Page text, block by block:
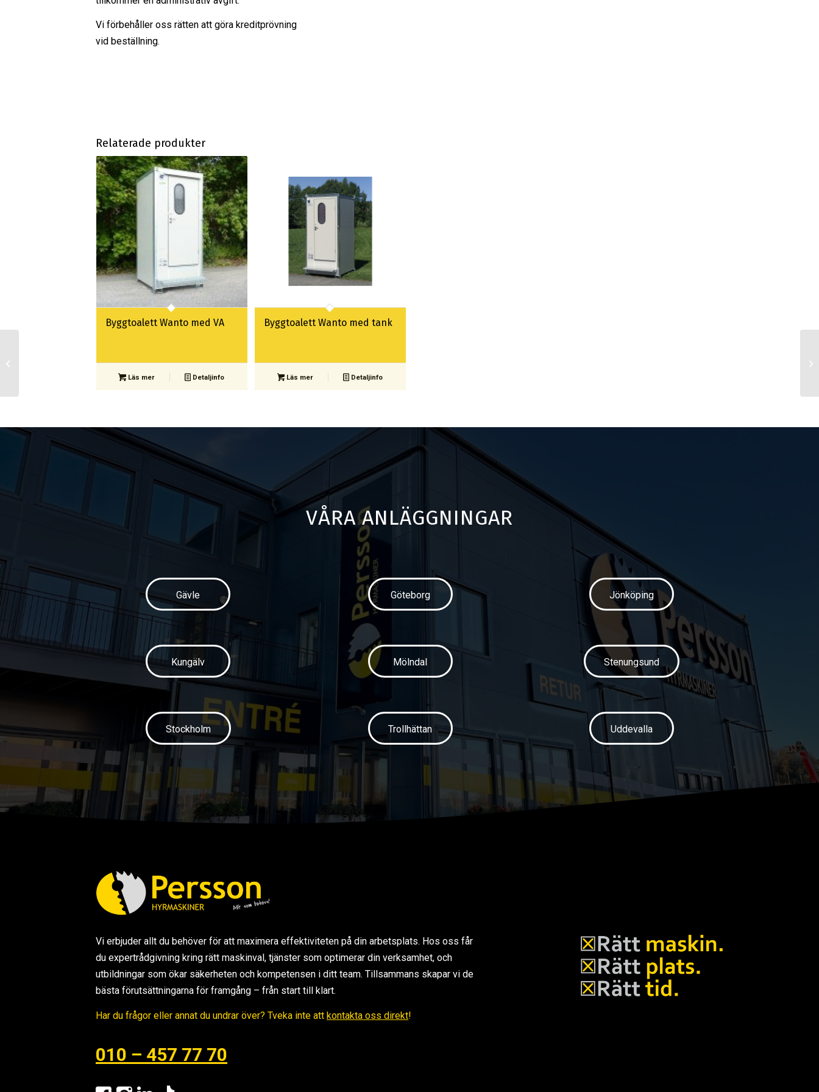
Vi förbehåller oss rätten att göra kreditprövning
vid beställning.
Relaterade produkter
Byggtoalett Wanto med VA
Läs mer Detaljinfo
Byggtoalett Wanto med tank
Läs mer Detaljinfo
VÅRA ANLÄGGNINGAR
Gävle Göteborg Jönköping
Kungälv Mölndal Stenungsund
Stockholm Trollhättan Uddevalla
Vi erbjuder allt du behöver för att maximera effektiviteten på din arbetsplats. Hos oss får
du expertrådgivning kring rätt maskinval, tjänster som optimerar din verksamhet, och
utbildningar som ökar säkerheten och kompetensen i ditt team. Tillsammans skapar vi de
bästa förutsättningarna för framgång – från start till klart.
Har du frågor eller annat du undrar över? Tveka inte att kontakta oss direkt!
010 – 457 77 70